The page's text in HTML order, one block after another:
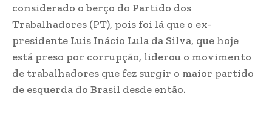
considerado o berço do Partido dos
Trabalhadores (PT), pois foi lá que o ex-
presidente Luis Inácio Lula da Silva, que hoje
está preso por corrupção, liderou o movimento
de trabalhadores que fez surgir o maior partido
de esquerda do Brasil desde então.